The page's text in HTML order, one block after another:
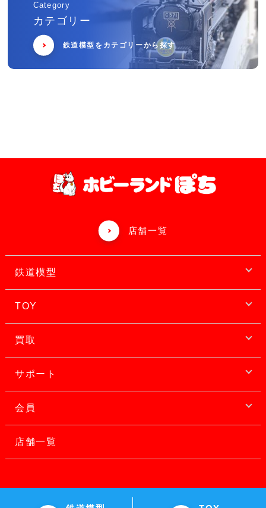
Category
カテゴリー
鉄道模型をカテゴリーから探す
店舗一覧
鉄道模型
TOY
買取
サポート
会員
店舗一覧